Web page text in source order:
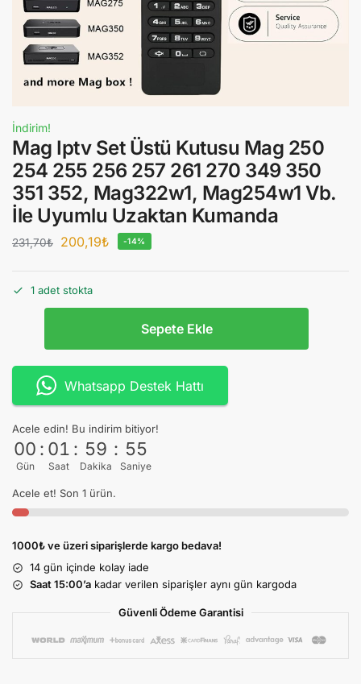
İndirim!
Mag Iptv Set Üstü Kutusu Mag 250
254 255 256 257 261 270 349 350
351 352, Mag322w1, Mag254w1 Vb.
İle Uyumlu Uzaktan Kumanda
231,70₺ 200,19₺ -14%
1 adet stokta
Sepete Ekle
Whatsapp Destek Hattı
Acele edin! Bu indirim bitiyor!
00
Gün
: 01
Saat
: 59
Dakika
: 55
Saniye
Acele et! Son 1 ürün.
1000₺ ve üzeri siparişlerde kargo bedava!
14 gün içinde kolay iade
Saat 15:00’a kadar verilen siparişler aynı gün kargoda
Güvenli Ödeme Garantisi